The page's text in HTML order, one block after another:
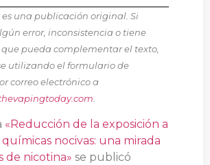
es una publicación original. Si
error, inconsistencia o tiene
pueda complementar el texto,
utilizando el formulario de
correo electrónico a
«Reducción de la exposición a
nocivas: una mirada
de nicotina» se publicó